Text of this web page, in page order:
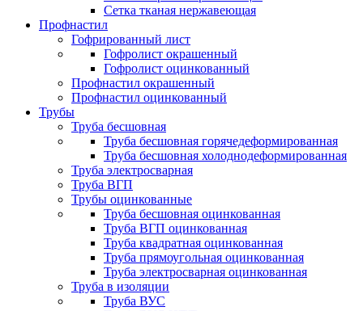
Сетка тканая нержавеющая
Профнастил
Гофрированный лист
Гофролист окрашенный
Гофролист оцинкованный
Профнастил окрашенный
Профнастил оцинкованный
Трубы
Труба бесшовная
Труба бесшовная горячедеформированная
Труба бесшовная холоднодеформированная
Труба электросварная
Труба ВГП
Трубы оцинкованные
Труба бесшовная оцинкованная
Труба ВГП оцинкованная
Труба квадратная оцинкованная
Труба прямоугольная оцинкованная
Труба электросварная оцинкованная
Труба в изоляции
Труба ВУС